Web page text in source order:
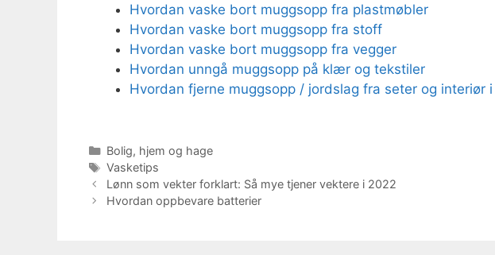
Hvordan vaske bort muggsopp fra plastmøbler
Hvordan vaske bort muggsopp fra stoff
Hvordan vaske bort muggsopp fra vegger
Hvordan unngå muggsopp på klær og tekstiler
Hvordan fjerne muggsopp / jordslag fra seter og interiør
Kategorier
Bolig, hjem og hage
Stikkord
Vasketips
Lønn som vekter forklart: Så mye tjener vektere i 2022
Hvordan oppbevare batterier